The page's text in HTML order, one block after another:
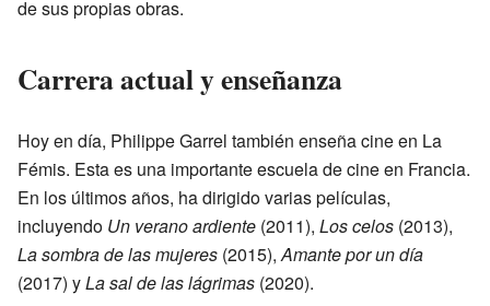
de sus propias obras.
Carrera actual y enseñanza
Hoy en día, Philippe Garrel también enseña cine en La
Fémis. Esta es una importante escuela de cine en Francia.
En los últimos años, ha dirigido varias películas,
incluyendo Un verano ardiente (2011), Los celos (2013),
La sombra de las mujeres (2015),Amante por un día
(2017) yLa sal de las lágrimas (2020).